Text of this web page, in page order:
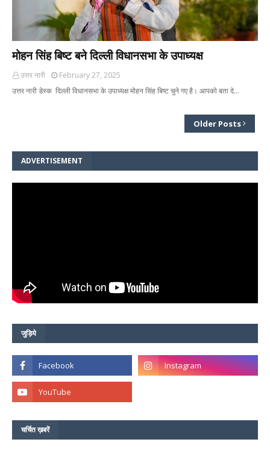
मोहन सिंह बिष्ट बने दिल्ली विधानसभा के उपाध्यक्ष
उत्तर नारी
February 27, 2025
उत्तर नारी डेस्क दिल्ली विधानसभा के उपाध्यक्ष मोहन सिंह बिष्ट चुने गए है। आपको बता दे…
Older Posts
ADVERTISEMENT
जुड़िये
चर्चित ख़बरें